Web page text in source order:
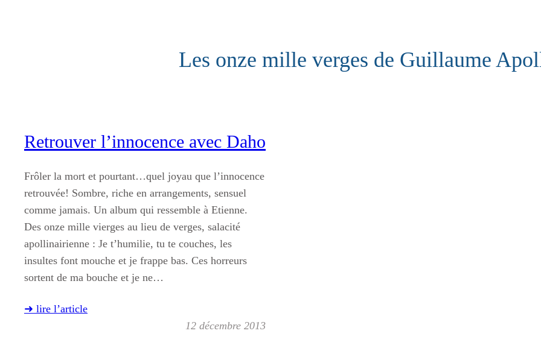
Les onze mille verges de Guillaume
Retrouver l’innocence avec Daho
Frôler la mort et pourtant…quel joyau que l’innocence
retrouvée! Sombre, riche en arrangements, sensuel
comme jamais. Un album qui ressemble à Etienne.
Des onze mille vierges au lieu de verges, salacité
apollinairienne : Je t’humilie, tu te couches, les
insultes font mouche et je frappe bas. Ces horreurs
sortent de ma bouche et je ne…
➜ lire l’article
12 décembre 2013